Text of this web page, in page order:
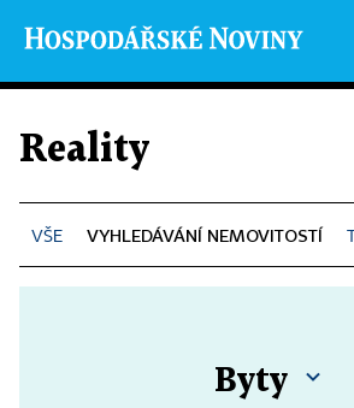
Reality
VYHLEDÁVÁNÍ NEMOVITOSTÍ
Byty